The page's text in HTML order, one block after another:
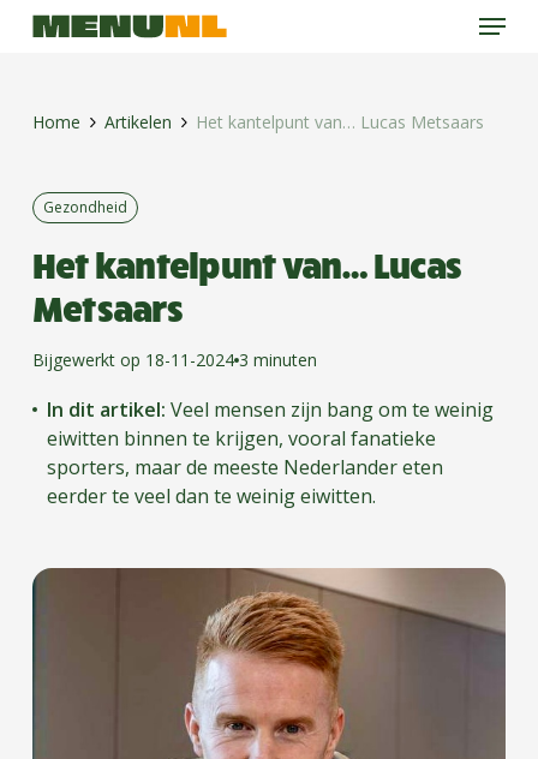
Skip
Menu
Home Artikelen Het kantelpunt van… Lucas Metsaars
Gezondheid
Het kantelpunt van… Lucas
Metsaars
Bijgewerkt op 18-11-2024 3 minuten
In dit artikel: Veel mensen zijn bang om te weinig
eiwitten binnen te krijgen, vooral fanatieke
sporters, maar de meeste Nederlander eten
eerder te veel dan te weinig eiwitten.